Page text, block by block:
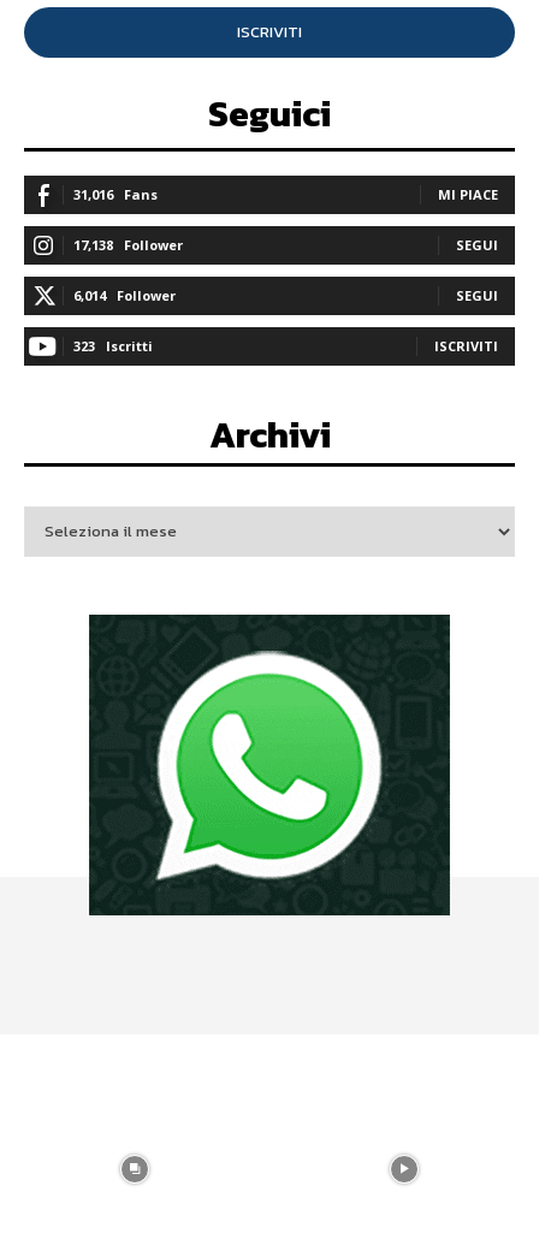
ISCRIVITI
Seguici
31,016 Fans MI PIACE
17,138 Follower SEGUI
6,014 Follower SEGUI
323 Iscritti ISCRIVITI
Archivi